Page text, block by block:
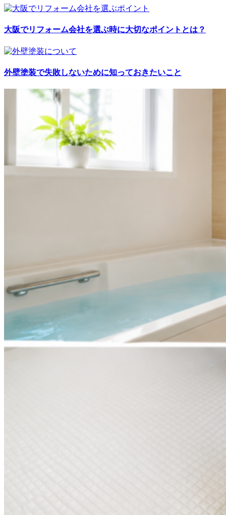
大阪でリフォーム会社を選ぶ時に大切なポイントとは？
外壁塗装で失敗しないために知っておきたいこと